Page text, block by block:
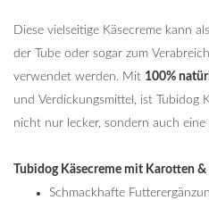
Diese vielseitige Käsecreme kann
der Tube oder sogar zum
verwendet werden. Mit 100%
und Verdickungsmittel, ist Tubidog
nicht nur lecker, sondern auch
Tubidog Käsecreme mit Karotten
Schmackhafte